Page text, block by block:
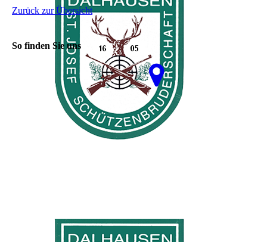
Zurück zur Übersicht
So finden Sie uns